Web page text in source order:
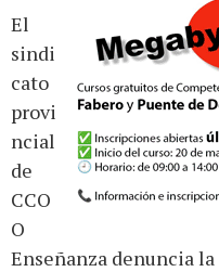
El
sindi
cato
provi
ncial
de
CCO
O
Enseñanza denuncia